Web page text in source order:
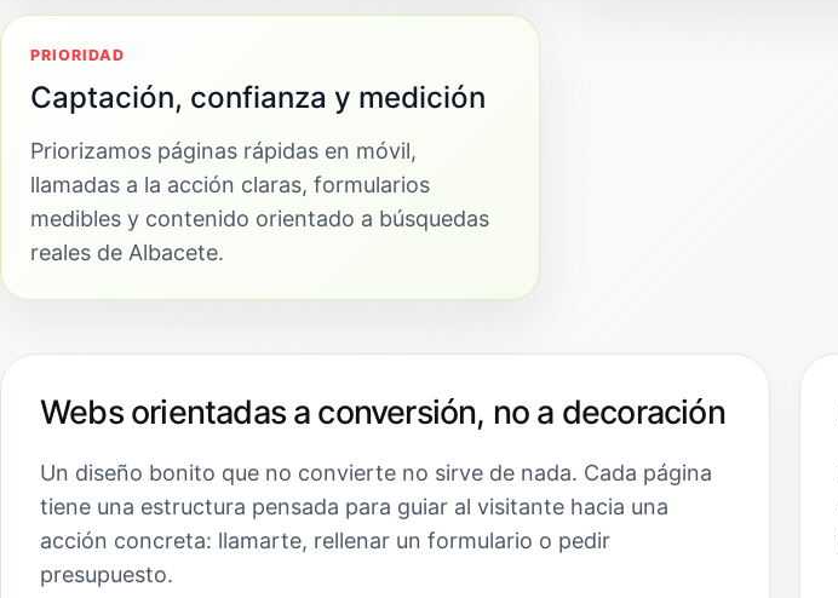
PRIORIDAD
Captación, confianza y medición
Priorizamos páginas rápidas en móvil,
llamadas a la acción claras, formularios
medibles y contenido orientado a búsquedas
reales de Albacete.
Webs orientadas a conversión, no a decoración
Un diseño bonito que no convierte no sirve de nada. Cada página
tiene una estructura pensada para guiar al visitante hacia una
acción concreta: llamarte, rellenar un formulario o pedir
presupuesto.